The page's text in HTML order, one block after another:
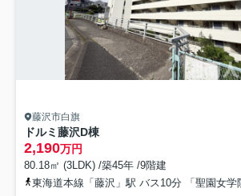
藤沢市白旗
ドルミ藤沢D棟
2,190万円
80.18㎡ (3LDK) /築45年 /9階建
東海道本線「藤沢」駅 バス10分 「聖園女学